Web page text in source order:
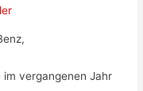
im vergangenen Jahr